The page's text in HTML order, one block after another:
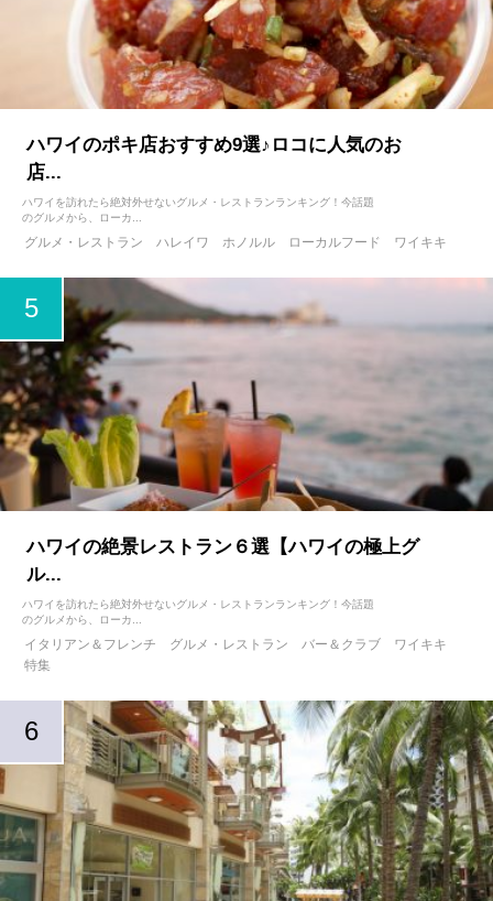
ハワイのポキ店おすすめ9選♪ロコに人気のお
店...
ハワイを訪れたら絶対外せないグルメ・レストランランキング！今話題
のグルメから、ローカ...
グルメ・レストラン ハレイワ ホノルル ローカルフード ワイキキ
ハワイの絶景レストラン６選【ハワイの極上グ
ル...
ハワイを訪れたら絶対外せないグルメ・レストランランキング！今話題
のグルメから、ローカ...
イタリアン＆フレンチ グルメ・レストラン バー＆クラブ
ワイキキ
特集